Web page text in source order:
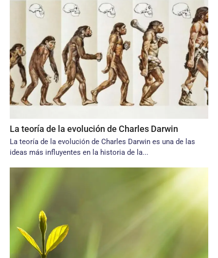
La teoría de la evolución de Charles Darwin
La teoría de la evolución de Charles Darwin es una de las
ideas más influyentes en la historia de la...